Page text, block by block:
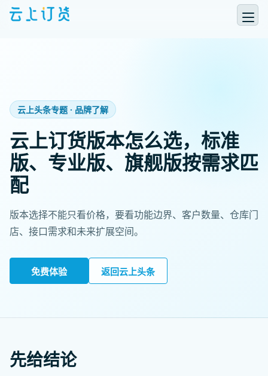
云上头条专题 · 品牌了解
云上订货版本怎么选，标准
版、专业版、旗舰版按需求匹
配
版本选择不能只看价格，要看功能边界、客户数量、仓库门
店、接口需求和未来扩展空间。
免费体验 返回云上头条
先给结论